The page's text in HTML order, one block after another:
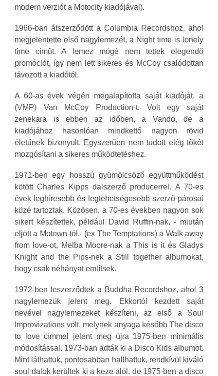
modern verziót a Motocity kiadójával).
1966-ban átszerződött a Columbia Recordshoz, ahol
megjelentette első nagylemezét, a Night time is lonely
time címűt. A lemez mögé nem tettek elegendő
promóciót, így nem lett sikeres és McCoy csalódottan
távozott a kiadótól.
A 60-as évek végén megalapította saját kiadóját, a
(VMP) Van McCoy Production-t. Volt egy saját
zenekara is ebben az időben, a Vando, de a
kiadójához hasonlóan mindkettő nagyon rövid
életűnek bizonyult. Egyszerűen nem tudott elég tőkét
mozgósítani a sikeres működtetéshez.
1971-ben egy hosszú gyümölcsöző együttműködést
kötött Charles Kipps dalszerző producerrel. A 70-es
évek leghíresebb és legtehetségesebb szerző párosai
közé tartoztak. Közösen, a 70-es években nagyon sok
sikert készítettek, például David Ruffin-nak, - miután
eljött a Motown-tól,- (ex The Temptations) a Walk away
from love-ot, Melba Moore-nak a This is it és Gladys
Knight and the Pips-nek a Still together albumokat,
hogy csak néhányat említsek.
1972-ben leszerződtek a Buddha Recordshoz, ahol 3
nagylemezük jelent meg. Ekkortól kezdett saját
nevével nagylemezeket készíteni, az első a Soul
Improvizations volt, melynek anyaga később The disco
to love címmel jelent meg újra 1975-ben minimális
módosítással. 1973-ban adták ki a Disco Kids albumot.
Mint láthattuk, pontosabban hallhattuk, rendkívül kiváló
soul dalok kerültek ki a keze alól, de 1975-ben a disco